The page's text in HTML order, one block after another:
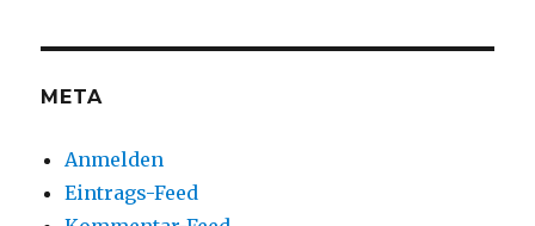
anzeigenanzeigen
META
Anmelden
Eintrags-Feed